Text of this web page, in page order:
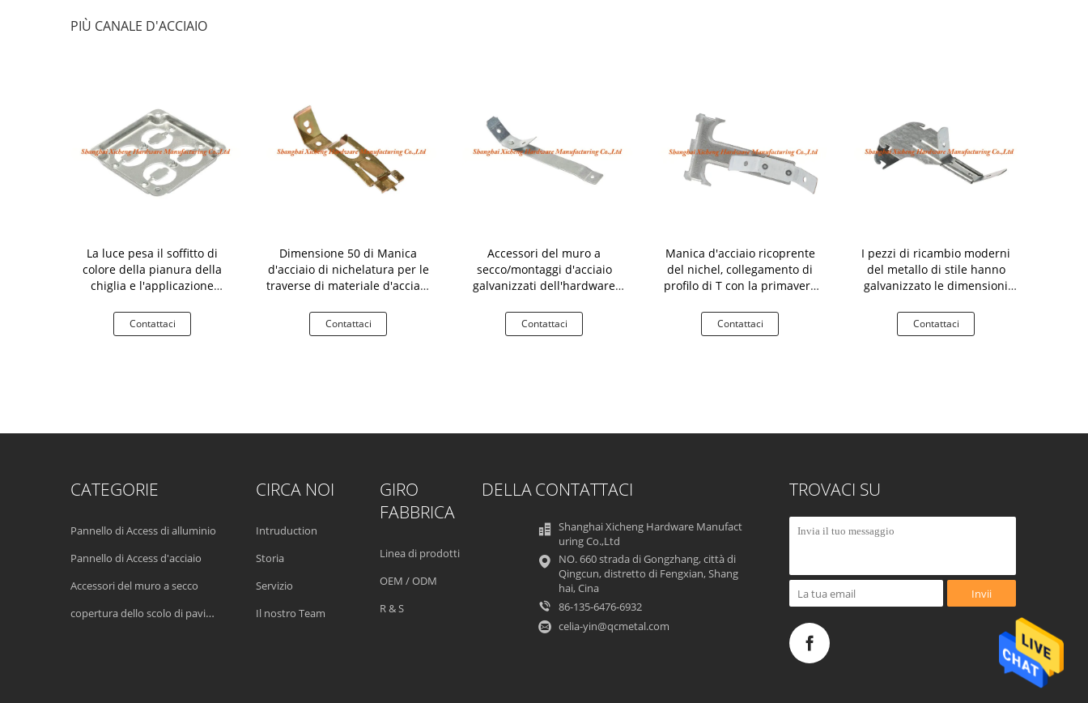
PIÙ CANALE D'ACCIAIO
La luce pesa il soffitto di
colore della pianura della
chiglia e l'applicazione
Contattaci
Dimensione 50 di Manica
d'acciaio di nichelatura per le
traverse di materiale d'acciaio
Contattaci
Accessori del muro a
secco/montaggi d'acciaio
galvanizzati dell'hardware
Contattaci
Manica d'acciaio ricoprente
del nichel, collegamento di
profilo di T con la primavera
Contattaci
I pezzi di ricambio moderni
del metallo di stile hanno
galvanizzato le dimensioni
di rivestimento
Contattaci
CATEGORIE
Pannello di Access di alluminio
Pannello di Access d'acciaio
Accessori del muro a secco
copertura dello scolo di pavimento
CIRCA NOI
Intruduction
Storia
Servizio
Il nostro Team
GIRO DELLA
FABBRICA
Linea di prodotti
OEM / ODM
R & S
CONTATTACI
Shanghai Xicheng Hardware Manufact
uring Co.,Ltd
NO. 660 strada di Gongzhang, città di
Qingcun, distretto di Fengxian, Shang
hai, Cina
86-135-6476-6932
celia-yin@qcmetal.com
TROVACI SU
Invii